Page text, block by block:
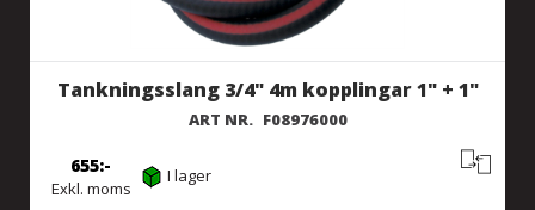
Tankningsslang 3/4" 4m kopplingar 1" + 1"
ART NR. F08976000
Exkl. moms
655 I lager